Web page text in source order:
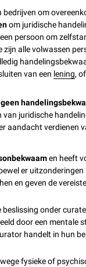
om
om juridische
persoon om
alle volwassen
van een lening,
van juridische
aandacht verdienen
en heeft
er
en geven de
beslissing onder
door een mentale
handelt in hun
fysieke of